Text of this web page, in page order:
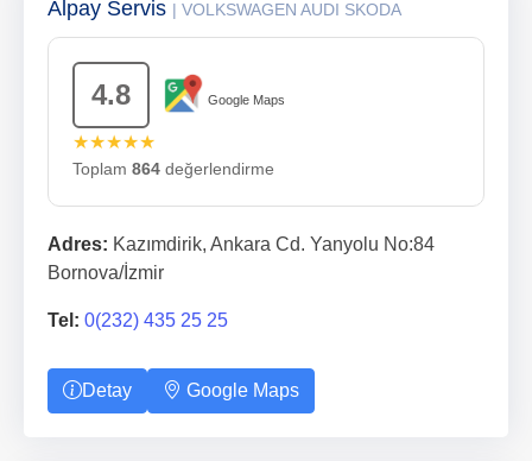
Alpay Servis | VOLKSWAGEN AUDI SKODA
4.8 Google Maps
★★★★★
Toplam 864 değerlendirme
Adres: Kazımdirik, Ankara Cd. Yanyolu No:84
Bornova/İzmir
Tel: 0(232) 435 25 25
Detay Google Maps